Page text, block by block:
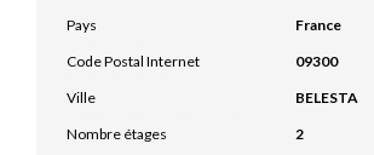
Pays
France
Code Postal Internet
09300
Ville
BELESTA
Nombre étages
2